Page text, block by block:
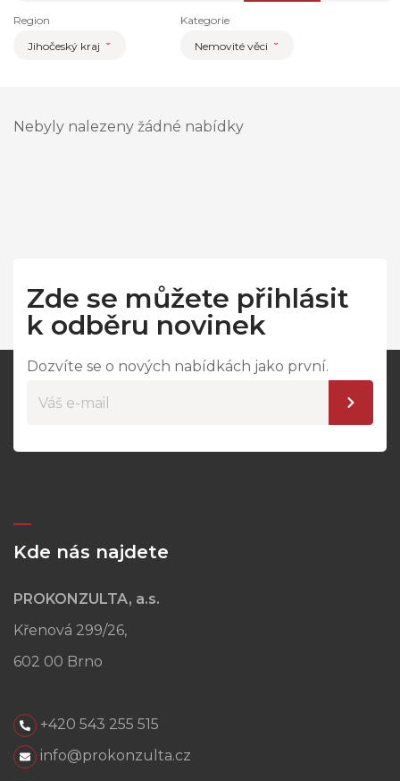
Region
Jihočeský kraj
Kategorie
Nemovité věci
Nebyly nalezeny žádné nabídky
Zde se můžete přihlásit
k odběru novinek
Dozvíte se o nových nabídkách jako první.
Kde nás najdete
PROKONZULTA, a.s.
Křenová 299/26,
602 00 Brno
+420 543 255 515
info@prokonzulta.cz